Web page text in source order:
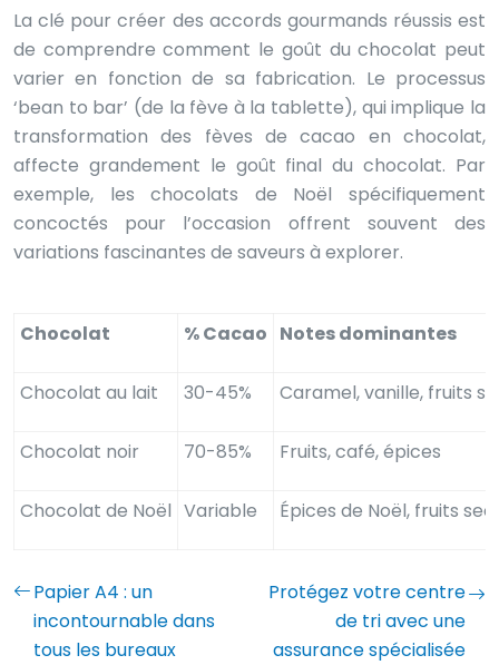
La clé pour créer des accords gourmands réussis est
de comprendre comment le goût du chocolat peut
varier en fonction de sa fabrication. Le processus
‘bean to bar’ (de la fève à la tablette), qui implique la
transformation des fèves de cacao en chocolat,
affecte grandement le goût final du chocolat. Par
exemple, les chocolats de Noël spécifiquement
concoctés pour l’occasion offrent souvent des
variations fascinantes de saveurs à explorer.
Chocolat % Cacao Notes dominantes
Chocolat au lait 30-45% Caramel, vanille, fruits
Chocolat noir 70-85% Fruits, café, épices
Chocolat de Noël Variable Épices de Noël, fruits
Papier A4 : un
incontournable dans
tous les bureaux
Protégez votre centre
de tri avec une
assurance spécialisée